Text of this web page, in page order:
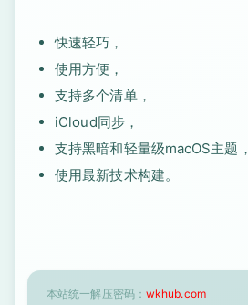
快速轻巧，
使用方便，
支持多个清单，
iCloud同步，
支持黑暗和轻量级macOS主题，
使用最新技术构建。
本站统一解压密码： wkhub.com